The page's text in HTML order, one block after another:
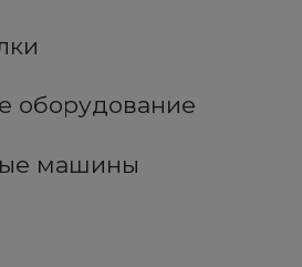
оборудование
машины